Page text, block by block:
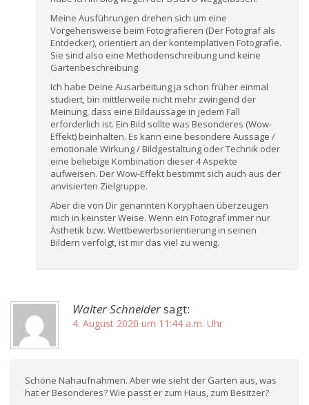
Meine Ausführungen drehen sich um eine
Vorgehensweise beim Fotografieren (Der Fotograf als
Entdecker), orientiert an der kontemplativen Fotografie.
Sie sind also eine Methodenschreibung und keine
Gartenbeschreibung.
Ich habe Deine Ausarbeitung ja schon früher einmal
studiert, bin mittlerweile nicht mehr zwingend der
Meinung, dass eine Bildaussage in jedem Fall
erforderlich ist. Ein Bild sollte was Besonderes (Wow-
Effekt) beinhalten. Es kann eine besondere Aussage /
emotionale Wirkung / Bildgestaltung oder Technik oder
eine beliebige Kombination dieser 4 Aspekte
aufweisen. Der Wow-Effekt bestimmt sich auch aus der
anvisierten Zielgruppe.
Aber die von Dir genannten Koryphäen überzeugen
mich in keinster Weise. Wenn ein Fotograf immer nur
Ästhetik bzw. Wettbewerbsorientierung in seinen
Bildern verfolgt, ist mir das viel zu wenig.
Walter Schneidersagt:
4. August 2020 um 11:44 a.m. Uhr
Schöne Nahaufnahmen. Aber wie sieht der Garten aus, was
hat er Besonderes? Wie passt er zum Haus, zum Besitzer?